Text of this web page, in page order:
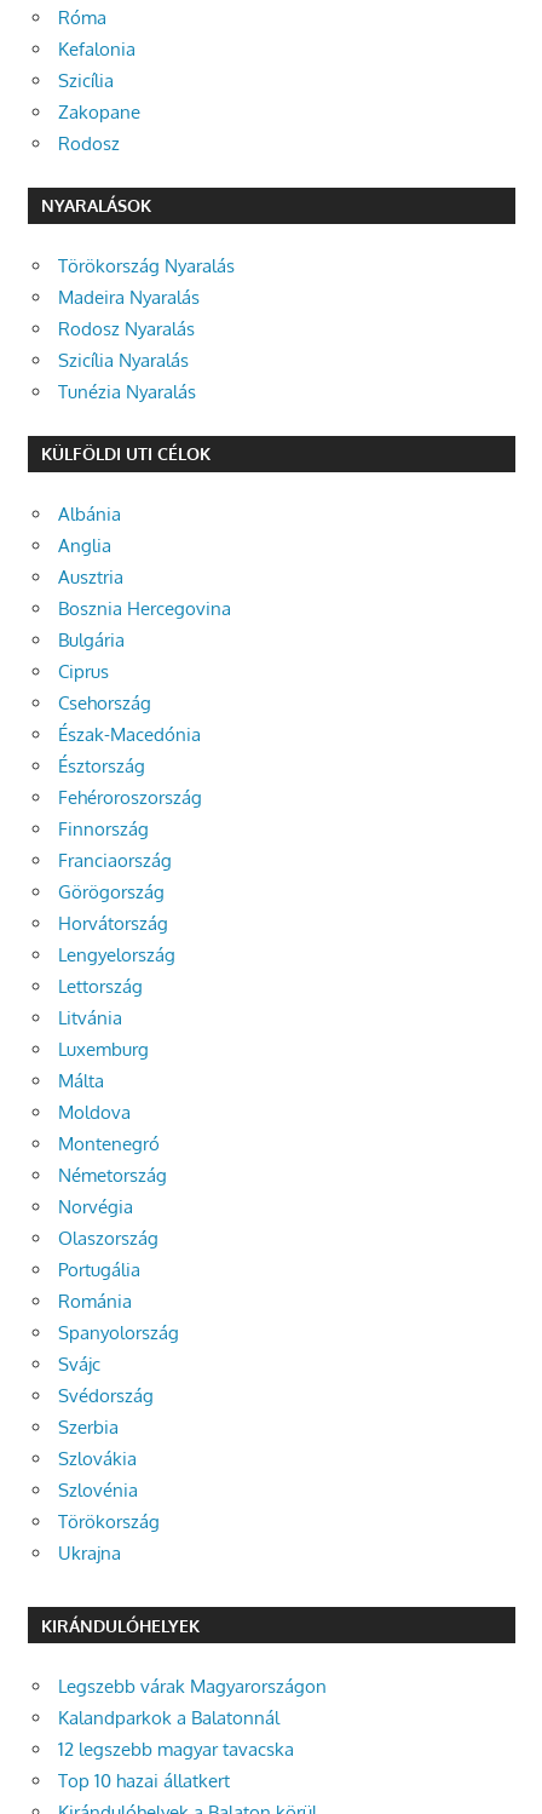
Róma
Kefalonia
Szicília
Zakopane
Rodosz
NYARALÁSOK
Törökország Nyaralás
Madeira Nyaralás
Rodosz Nyaralás
Szicília Nyaralás
Tunézia Nyaralás
KÜLFÖLDI UTI CÉLOK
Albánia
Anglia
Ausztria
Bosznia Hercegovina
Bulgária
Ciprus
Csehország
Észak-Macedónia
Észtország
Fehéroroszország
Finnország
Franciaország
Görögország
Horvátország
Lengyelország
Lettország
Litvánia
Luxemburg
Málta
Moldova
Montenegró
Németország
Norvégia
Olaszország
Portugália
Románia
Spanyolország
Svájc
Svédország
Szerbia
Szlovákia
Szlovénia
Törökország
Ukrajna
KIRÁNDULÓHELYEK
Legszebb várak Magyarországon
Kalandparkok a Balatonnál
12 legszebb magyar tavacska
Top 10 hazai állatkert